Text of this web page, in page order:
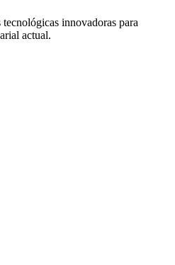
innovadoras para
actual.